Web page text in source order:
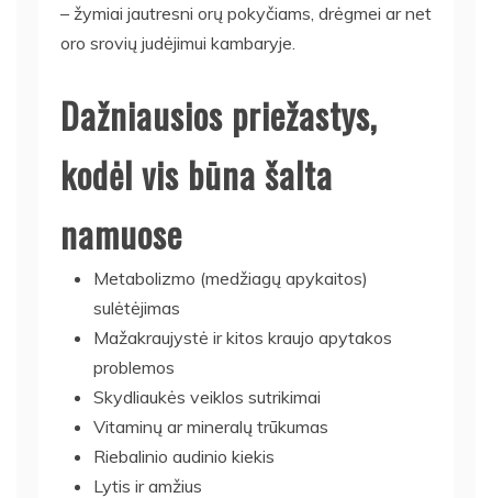
– žymiai jautresni orų pokyčiams, drėgmei ar net
oro srovių judėjimui kambaryje.
Dažniausios priežastys,
kodėl vis būna šalta
namuose
Metabolizmo (medžiagų apykaitos)
sulėtėjimas
Mažakraujystė ir kitos kraujo apytakos
problemos
Skydliaukės veiklos sutrikimai
Vitaminų ar mineralų trūkumas
Riebalinio audinio kiekis
Lytis ir amžius